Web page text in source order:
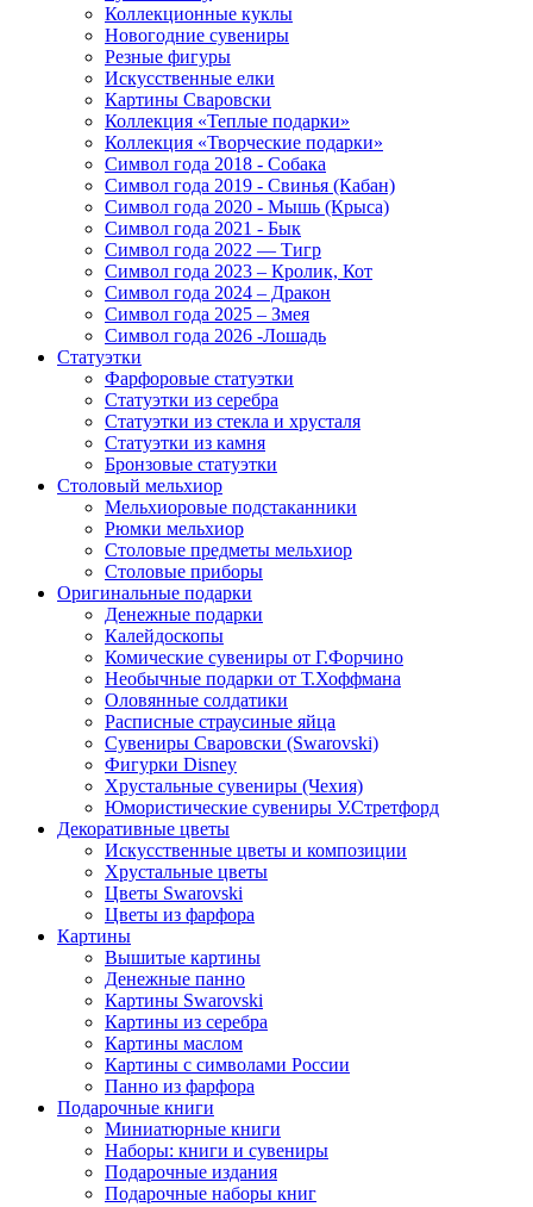
Коллекционные куклы
Новогодние сувениры
Резные фигуры
Искусственные елки
Картины Сваровски
Коллекция «Теплые подарки»
Коллекция «Творческие подарки»
Символ года 2018 - Собака
Символ года 2019 - Свинья (Кабан)
Символ года 2020 - Мышь (Крыса)
Символ года 2021 - Бык
Символ года 2022 — Тигр
Символ года 2023 – Кролик, Кот
Символ года 2024 – Дракон
Символ года 2025 – Змея
Символ года 2026 -Лошадь
Статуэтки
Фарфоровые статуэтки
Статуэтки из серебра
Статуэтки из стекла и хрусталя
Статуэтки из камня
Бронзовые статуэтки
Столовый мельхиор
Мельхиоровые подстаканники
Рюмки мельхиор
Столовые предметы мельхиор
Столовые приборы
Оригинальные подарки
Денежные подарки
Калейдоскопы
Комические сувениры от Г.Форчино
Необычные подарки от Т.Хоффмана
Оловянные солдатики
Расписные страусиные яйца
Сувениры Сваровски (Swarovski)
Фигурки Disney
Хрустальные сувениры (Чехия)
Юмористические сувениры У.Стретфорд
Декоративные цветы
Искусственные цветы и композиции
Хрустальные цветы
Цветы Swarovski
Цветы из фарфора
Картины
Вышитые картины
Денежные панно
Картины Swarovski
Картины из серебра
Картины маслом
Картины с символами России
Панно из фарфора
Подарочные книги
Миниатюрные книги
Наборы: книги и сувениры
Подарочные издания
Подарочные наборы книг